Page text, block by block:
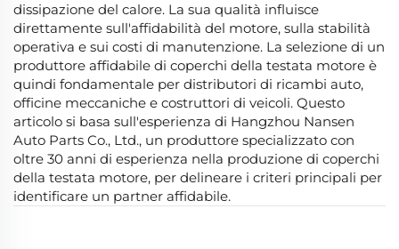
dissipazione del calore. La sua qualità influisce
direttamente sull'affidabilità del motore, sulla stabilità
operativa e sui costi di manutenzione. La selezione di un
produttore affidabile di coperchi della testata motore è
quindi fondamentale per distributori di ricambi auto,
officine meccaniche e costruttori di veicoli. Questo
articolo si basa sull'esperienza di Hangzhou Nansen
Auto Parts Co., Ltd., un produttore specializzato con
oltre 30 anni di esperienza nella produzione di coperchi
della testata motore, per delineare i criteri principali per
identificare un partner affidabile.